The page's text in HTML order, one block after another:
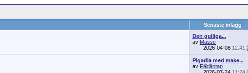
Senaste inlägg
Den gulliga...
av Masse
2026-04-08 12:41
Pigadia med make...
av Fältjäntan